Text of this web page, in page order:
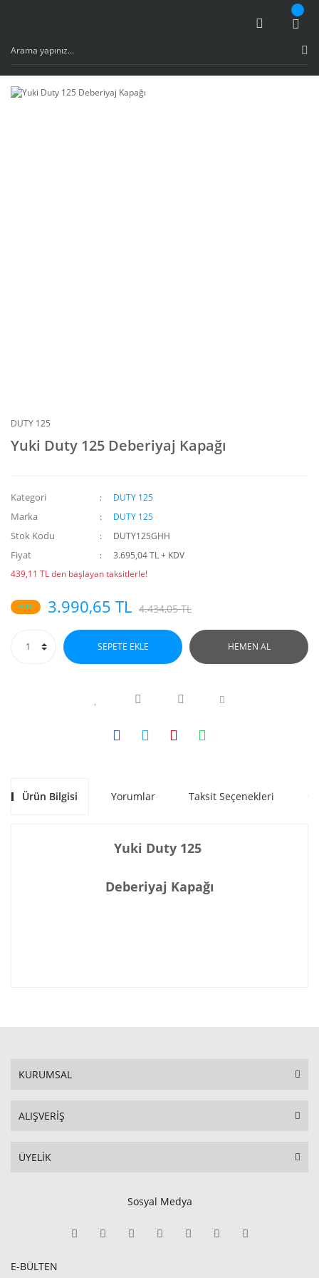
DUTY 125
Yuki Duty 125 Deberiyaj Kapağı
Kategori DUTY 125
Marka DUTY 125
Stok Kodu DUTY125GHH
Fiyat
3.695,04 TL + KDV
439,11 TL den başlayan taksitlerle!
%10 3.990,65 TL 4.434,05 TL
SEPETE EKLE HEMEN AL
Ürün Bilgisi Yorumlar Taksit Seçenekleri
Yuki Duty 125
Deberiyaj Kapağı
KURUMSAL
ALIŞVERİŞ
ÜYELİK
Sosyal Medya
E-BÜLTEN